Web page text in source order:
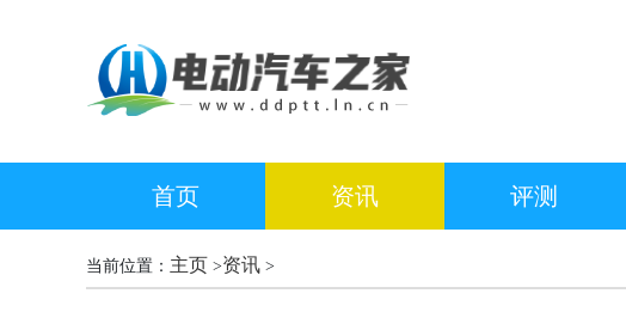
首页 资讯 评测
当前位置： 主页 >资讯 >